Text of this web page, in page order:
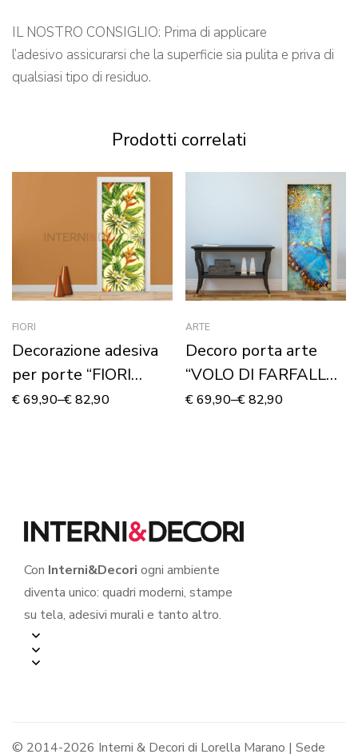
IL NOSTRO CONSIGLIO: Prima di applicare
l’adesivo assicurarsi che la superficie sia pulita e priva di
qualsiasi tipo di residuo.
Prodotti correlati
FIORI
Decorazione adesiva
per porte “FIORI
ESOTICI”
€69,90–€82,90
ARTE
Decoro porta arte
“VOLO DI FARFALLA
N.1”
€69,90–€82,90
Con Interni&Decori ogni ambiente
diventa unico: quadri moderni, stampe
su tela, adesivi murali e tanto altro.
© 2014-2026 Interni & Decori di Lorella Marano | Sede